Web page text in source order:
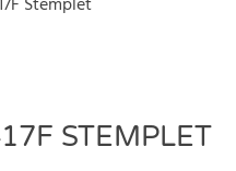
STEMPLET